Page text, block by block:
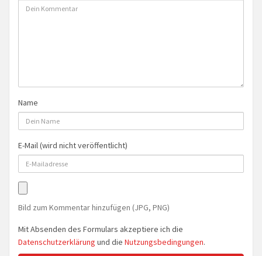
Name
E-Mail (wird nicht veröffentlicht)
Bild zum Kommentar hinzufügen (JPG, PNG)
Mit Absenden des Formulars akzeptiere ich die
Datenschutzerklärung und die Nutzungsbedingungen.